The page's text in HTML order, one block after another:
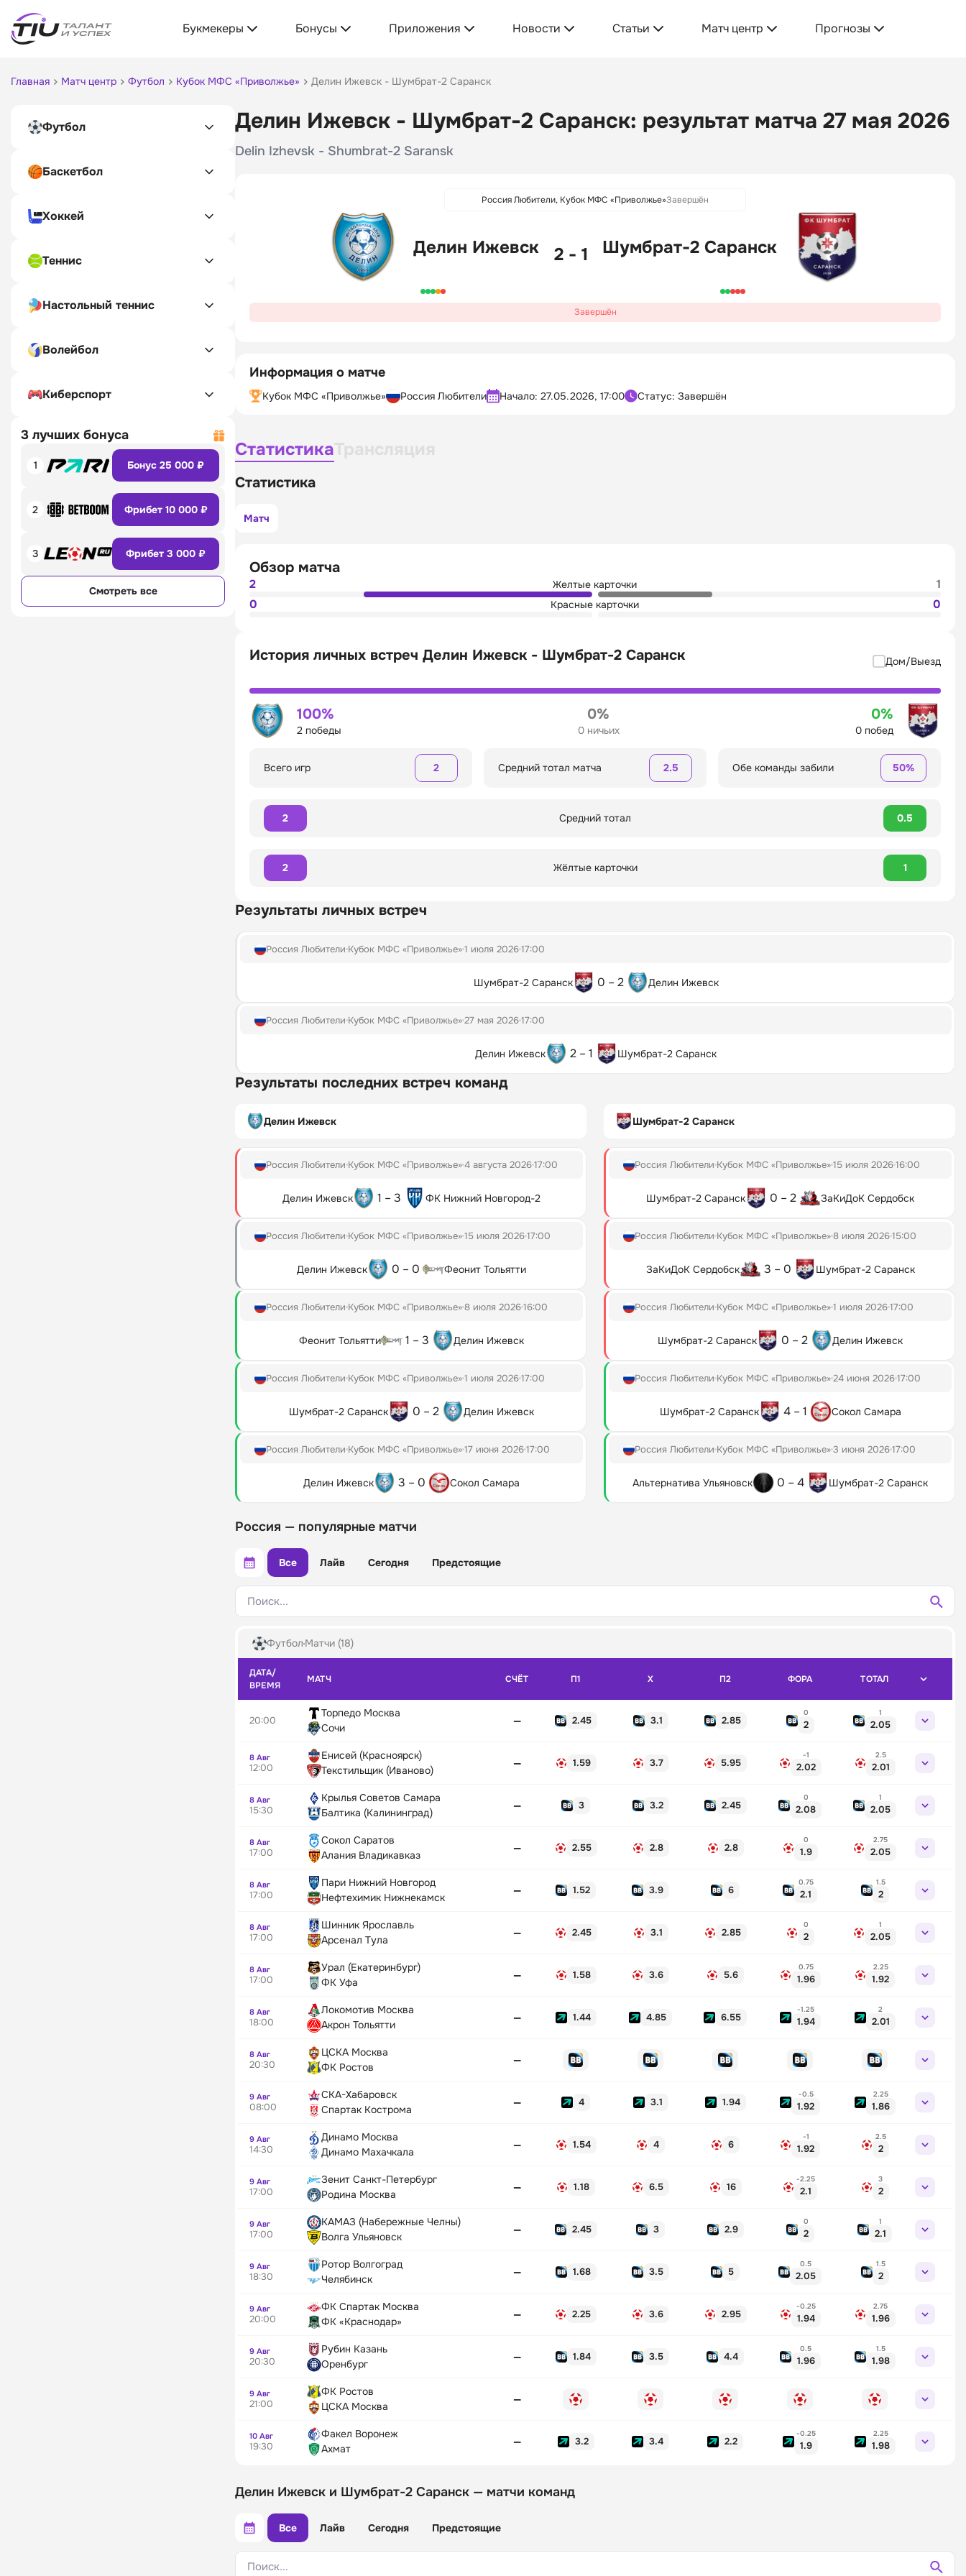
Букмекеры Бонусы Приложения Новости Статьи Матч центр Прогнозы
Главная Матч центр Футбол Кубок МФС «Приволжье» Делин Ижевск - Шумбрат-2 Саранск
Футбол
Баскетбол
Хоккей
Теннис
Настольный теннис
Волейбол
Киберспорт
3 лучших бонуса
1 Бонус 25 000 ₽
2 Фрибет 10 000 ₽
3 Фрибет 3 000 ₽
Смотреть все
Делин Ижевск - Шумбрат-2 Саранск: результат матча 27 мая 2026
Delin Izhevsk - Shumbrat-2 Saransk
Россия Любители, Кубок МФС «Приволжье»Завершён
Делин Ижевск 2 - 1 Шумбрат-2 Саранск
Завершён
Информация о матче
Кубок МФС «Приволжье» Россия Любители Начало: 27.05.2026, 17:00 Статус: Завершён
Статистика
Статистика
Матч
Обзор матча
2 Желтые карточки
1
0
Красные карточки 0
История личных встреч Делин Ижевск - Шумбрат-2 Саранск Дом/Выезд
100%
2 победы
0%
0 ничьих
0%
0 побед
Всего игр 2 Средний тотал матча 2.5 Обе команды забили 50%
2 Средний тотал 0.5
2 Жёлтые карточки 1
Результаты личных встреч
Россия Любители Кубок МФС «Приволжье»1 июля 202617:00
Шумбрат-2 Саранск 0 – 2 Делин Ижевск
Россия Любители Кубок МФС «Приволжье»27 мая 202617:00
Делин Ижевск 2 – 1 Шумбрат-2 Саранск
Результаты последних встреч команд
Делин Ижевск
Россия Любители Кубок МФС «Приволжье»4 августа 202617:00
Делин Ижевск 1 – 3 ФК Нижний Новгород-2
Россия Любители Кубок МФС «Приволжье»15 июля 202617:00
Делин Ижевск 0 – 0 Феонит Тольятти
Россия Любители Кубок МФС «Приволжье»8 июля 202616:00
Феонит Тольятти 1 – 3 Делин Ижевск
Россия Любители Кубок МФС «Приволжье»1 июля 202617:00
Шумбрат-2 Саранск 0 – 2 Делин Ижевск
Россия Любители Кубок МФС «Приволжье»17 июня 202617:00
Делин Ижевск 3 – 0 Сокол Самара
Шумбрат-2 Саранск
Россия Любители Кубок МФС «Приволжье»15 июля 202616:00
Шумбрат-2 Саранск 0 – 2 ЗаКиДоК Сердобск
Россия Любители Кубок МФС «Приволжье»8 июля 202615:00
ЗаКиДоК Сердобск 3 – 0 Шумбрат-2 Саранск
Россия Любители Кубок МФС «Приволжье»1 июля 202617:00
Шумбрат-2 Саранск 0 – 2 Делин Ижевск
Россия Любители Кубок МФС «Приволжье»24 июня 202617:00
Шумбрат-2 Саранск 4 – 1 Сокол Самара
Россия Любители Кубок МФС «Приволжье»3 июня 202617:00
Альтернатива Ульяновск 0 – 4 Шумбрат-2 Саранск
Россия — популярные матчи
Все Лайв Сегодня Предстоящие
Поиск...
Футбол Матчи (18)
ДАТА/
ВРЕМЯ
МАТЧ СЧЁТ П1 X П2 ФОРА ТОТАЛ
20:00
Торпедо Москва
Сочи
— 2.45 3.1 2.85
0
2
1
2.05
8 Авг
12:00
Енисей (Красноярск)
Текстильщик (Иваново)
— 1.59 3.7 5.95
-1
2.02
2.5
2.01
8 Авг
15:30
Крылья Советов Самара
Балтика (Калининград)
— 3 3.2 2.45
0
2.08
1
2.05
8 Авг
17:00
Сокол Саратов
Алания Владикавказ
— 2.55 2.8 2.8
0
1.9
2.75
2.05
8 Авг
17:00
Пари Нижний Новгород
Нефтехимик Нижнекамск
— 1.52 3.9 6
0.75
2.1
1.5
2
8 Авг
17:00
Шинник Ярославль
Арсенал Тула
— 2.45 3.1 2.85
0
2
1
2.05
8 Авг
17:00
Урал (Екатеринбург)
ФК Уфа
— 1.58 3.6 5.6
0.75
1.96
2.25
1.92
8 Авг
18:00
Локомотив Москва
Акрон Тольятти
— 1.44 4.85 6.55
-1.25
1.94
2
2.01
8 Авг
20:30
ЦСКА Москва
ФК Ростов
—
9 Авг
08:00
СКА-Хабаровск
Спартак Кострома
— 4 3.1 1.94
-0.5
1.92
2.25
1.86
9 Авг
14:30
Динамо Москва
Динамо Махачкала
— 1.54 4 6
-1
1.92
2.5
2
9 Авг
17:00
Зенит Санкт-Петербург
Родина Москва
— 1.18 6.5 16
-2.25
2.1
3
2
9 Авг
17:00
КАМАЗ (Набережные Челны)
Волга Ульяновск
— 2.45 3 2.9
0
2
1
2.1
9 Авг
18:30
Ротор Волгоград
Челябинск
— 1.68 3.5 5
0.5
2.05
1.5
2
9 Авг
20:00
ФК Спартак Москва
ФК «Краснодар»
— 2.25 3.6 2.95
-0.25
1.94
2.75
1.96
9 Авг
20:30
Рубин Казань
Оренбург
— 1.84 3.5 4.4
0.5
1.96
1.5
1.98
9 Авг
21:00
ФК Ростов
ЦСКА Москва
—
10 Авг
19:30
Факел Воронеж
Ахмат
— 3.2 3.4 2.2
-0.25
1.9
2.25
1.98
Делин Ижевск и Шумбрат-2 Саранск — матчи команд
Все Лайв Сегодня Предстоящие
Поиск...